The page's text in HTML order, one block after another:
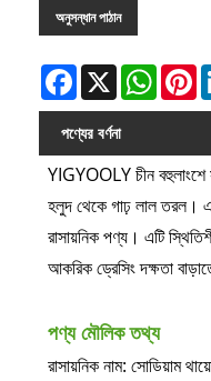
অনুসন্ধান পাঠান
Facebook
X
পণ্যের বর্ণনা
YIGYOOLY চীন বহুলাংশে
হলুদ থেকে গাঢ় লাল তরল।
রাসায়নিক পণ্য। এটি
আকরিক ড্রেসিং দক্ষতা
পণ্য মৌলিক তথ্য
রাসায়নিক নাম: সোডিয়াম